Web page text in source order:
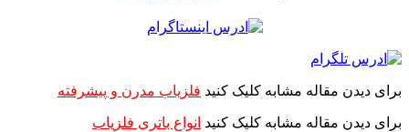
برای دیدن مقاله مشابه کلیک کنید فلزیاب مدرن و پیشرفته
برای دیدن مقاله مشابه کلیک کنید انواع باتری فلزیاب